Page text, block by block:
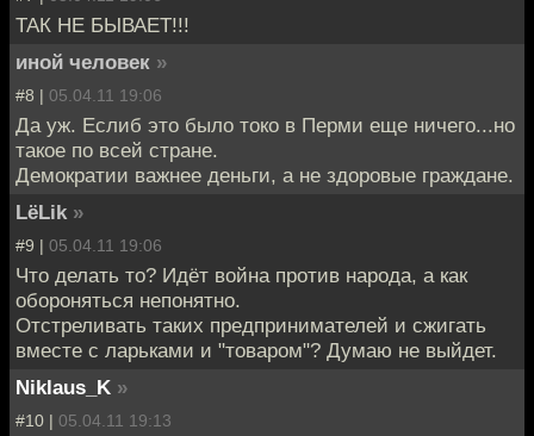
ТАК НЕ БЫВАЕТ!!!
иной человек »
#8 | 05.04.11 19:06
Да уж. Еслиб это было токо в Перми еще ничего...но
такое по всей стране.
Демократии важнее деньги, а не здоровые граждане.
LёLik »
#9 | 05.04.11 19:06
Что делать то? Идёт война против народа, а как
обороняться непонятно.
Отстреливать таких предпринимателей и сжигать
вместе с ларьками и "товаром"? Думаю не выйдет.
Niklaus_K »
#10 | 05.04.11 19:13